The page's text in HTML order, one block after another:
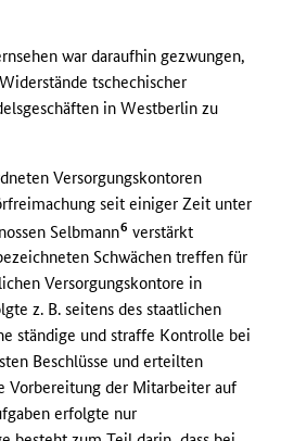
war daraufhin gezwungen,
tschechischer
in Westberlin zu
Versorgungskontoren
seit einiger Zeit unter
Selbmann6 verstärkt
Schwächen treffen für
Versorgungskontore in
z. B. seitens des staatlichen
ständige und straffe Kontrolle bei
Beschlüsse und erteilten
Vorbereitung der Mitarbeiter auf
erfolgte nur